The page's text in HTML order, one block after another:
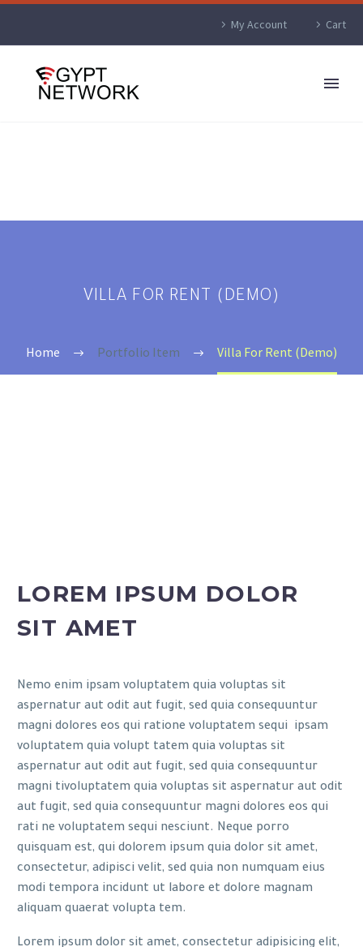
My Account Cart
VILLA FOR RENT (DEMO)
Home Portfolio Item Villa For Rent (Demo)
LOREM IPSUM DOLOR
SIT AMET
Nemo enim ipsam voluptatem quia voluptas sit
aspernatur aut odit aut fugit, sed quia consequuntur
magni dolores eos qui ratione voluptatem sequi ipsam
voluptatem quia volupt tatem quia voluptas sit
aspernatur aut odit aut fugit, sed quia consequuntur
magni tivoluptatem quia voluptas sit aspernatur aut odit
aut fugit, sed quia consequuntur magni dolores eos qui
rati ne voluptatem sequi nesciunt. Neque porro
quisquam est, qui dolorem ipsum quia dolor sit amet,
consectetur, adipisci velit, sed quia non numquam eius
modi tempora incidunt ut labore et dolore magnam
aliquam quaerat volupta tem.
Lorem ipsum dolor sit amet, consectetur adipisicing elit,